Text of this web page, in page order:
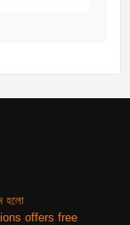
হলো
offers free